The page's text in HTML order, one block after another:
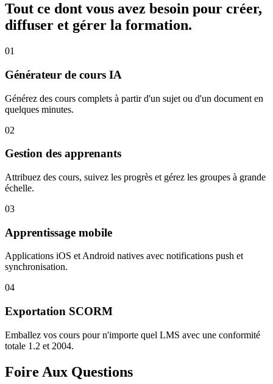
Tout ce dont vous avez besoin pour créer,
diffuser et gérer la formation.
01
Générateur de cours IA
Générez des cours complets à partir d'un sujet ou d'un document en
quelques minutes.
02
Gestion des apprenants
Attribuez des cours, suivez les progrès et gérez les groupes à grande
échelle.
03
Apprentissage mobile
Applications iOS et Android natives avec notifications push et
synchronisation.
04
Exportation SCORM
Emballez vos cours pour n'importe quel LMS avec une conformité
totale 1.2 et 2004.
Foire Aux Questions